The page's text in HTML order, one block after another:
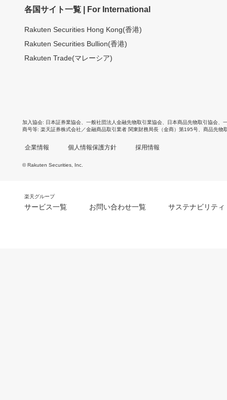
各国サイト一覧 | For International
Rakuten Securities Hong Kong(香港)
Rakuten Securities Bullion(香港)
Rakuten Trade(マレーシア)
加入協会 日本証券業協会 一般社団法人金融先物取引業協会 日本商品先物取引協会
商号等 楽天証券株式会社／金融商品取引業者 関東財務局長（金商）第195号、商品先物
企業情報 個人情報保護方針 採用情報
© Rakuten Securities, Inc.
楽天グループ
サービス一覧 お問い合わせ一覧 サステナビリティ